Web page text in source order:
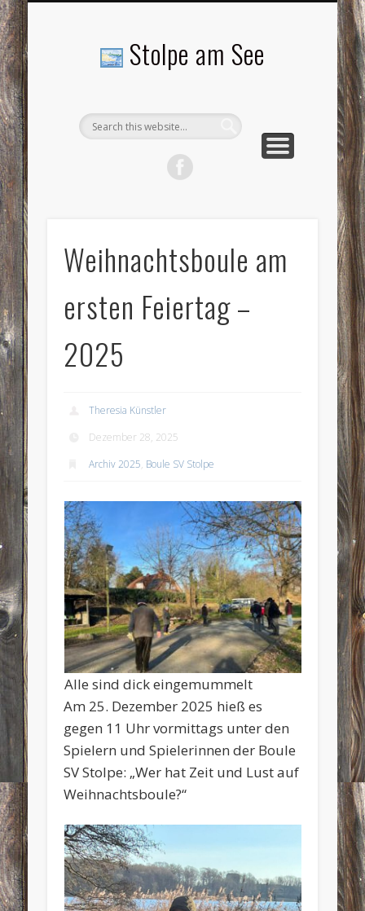
Stolpe am See
Weihnachtsboule am
ersten Feiertag –
2025
Theresia Künstler
Dezember 28, 2025
Archiv 2025, Boule SV Stolpe
Alle sind dick eingemummelt
Am 25. Dezember 2025 hieß es
gegen 11 Uhr vormittags unter den
Spielern und Spielerinnen der Boule
SV Stolpe: „Wer hat Zeit und Lust auf
Weihnachtsboule?“